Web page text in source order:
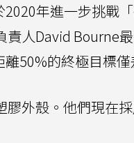
年進一步挑戰
人David Bourne
50%的終極目標僅
外殼。他們現在